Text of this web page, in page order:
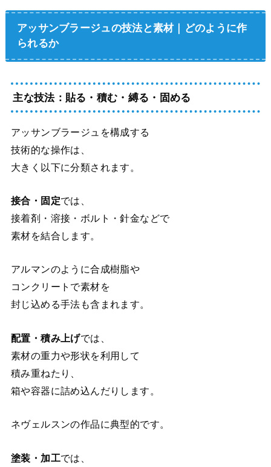
アッサンブラージュの技法と素材｜どのように作
られるか
主な技法：貼る・積む・縛る・固める
アッサンブラージュを構成する
技術的な操作は、
大きく以下に分類されます。
接合・固定では、
接着剤・溶接・ボルト・針金などで
素材を結合します。
アルマンのように合成樹脂や
コンクリートで素材を
封じ込める手法も含まれます。
配置・積み上げでは、
素材の重力や形状を利用して
積み重ねたり、
箱や容器に詰め込んだりします。
ネヴェルスンの作品に典型的です。
塗装・加工では、